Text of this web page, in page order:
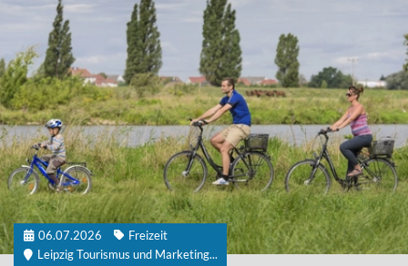
06.07.2026
Freizeit
Leipzig Tourismus und Marketing...